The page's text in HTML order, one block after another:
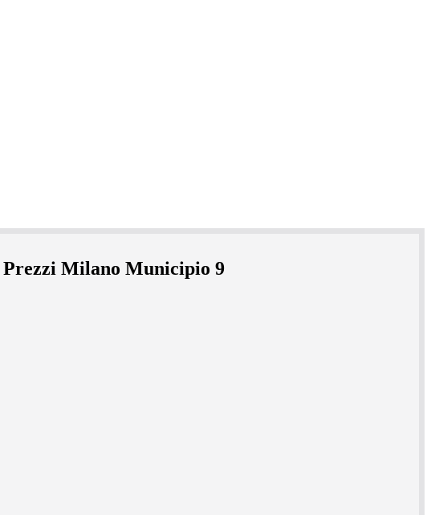
Milano Municipio 9